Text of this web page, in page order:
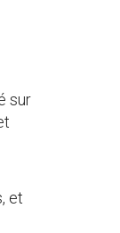
sur
et